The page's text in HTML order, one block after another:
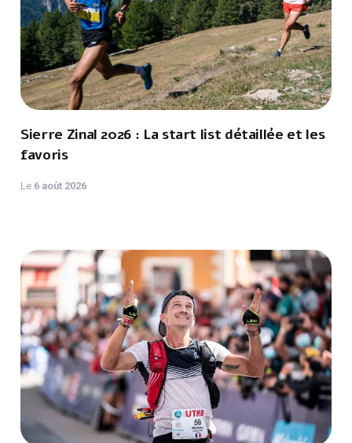
Sierre Zinal 2026 : La start list détaillée et les
favoris
Le 6 août 2026